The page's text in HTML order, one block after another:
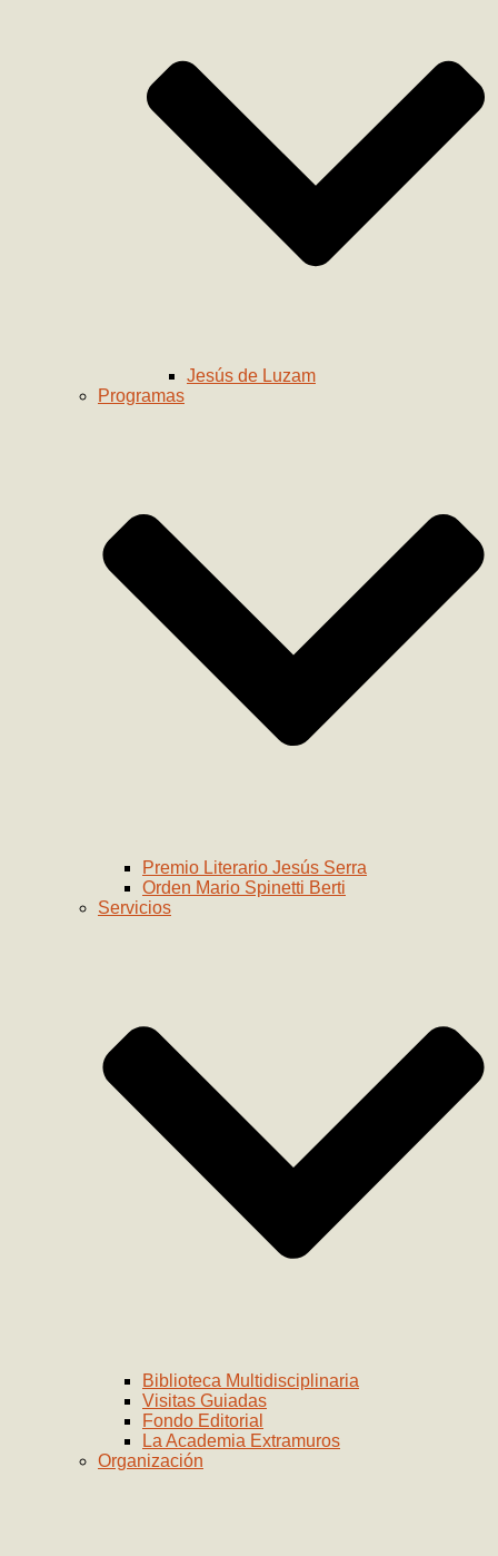
Jesús de Luzam
Programas
Premio Literario Jesús Serra
Orden Mario Spinetti Berti
Servicios
Biblioteca Multidisciplinaria
Visitas Guiadas
Fondo Editorial
La Academia Extramuros
Organización